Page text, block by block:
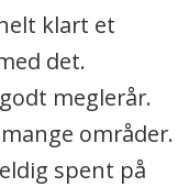
klart et
det.
meglerår.
områder.
spent på